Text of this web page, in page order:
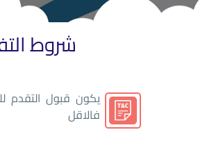
شروط
يكون قبول التقدم
فالاقل